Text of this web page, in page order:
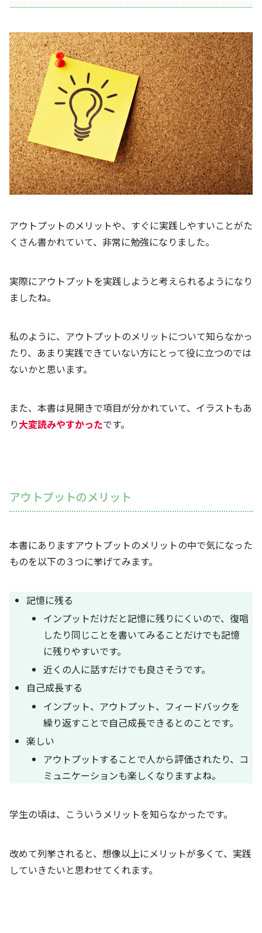
アウトプットのメリットや、すぐに実践しやすいことがた
くさん書かれていて、非常に勉強になりました。
実際にアウトプットを実践しようと考えられるようになり
ましたね。
私のように、アウトプットのメリットについて知らなかっ
たり、あまり実践できていない方にとって役に立つのでは
ないかと思います。
また、本書は見開きで項目が分かれていて、イラストもあ
り大変読みやすかったです。
アウトプットのメリット
本書にありますアウトプットのメリットの中で気になった
ものを以下の３つに挙げてみます。
記憶に残る
インプットだけだと記憶に残りにくいので、復唱
したり同じことを書いてみることだけでも記憶
に残りやすいです。
近くの人に話すだけでも良さそうです。
自己成長する
インプット、アウトプット、フィードバックを
繰り返すことで自己成長できるとのことです。
楽しい
アウトプットすることで人から評価されたり、コ
ミュニケーションも楽しくなりますよね。
学生の頃は、こういうメリットを知らなかったです。
改めて列挙されると、想像以上にメリットが多くて、実践
していきたいと思わせてくれます。